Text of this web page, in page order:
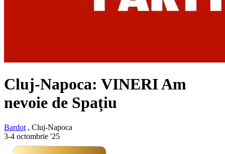
Cluj-Napoca: VINERI Am
nevoie de Spațiu
Bardot , Cluj-Napoca
3-4 octombrie '25